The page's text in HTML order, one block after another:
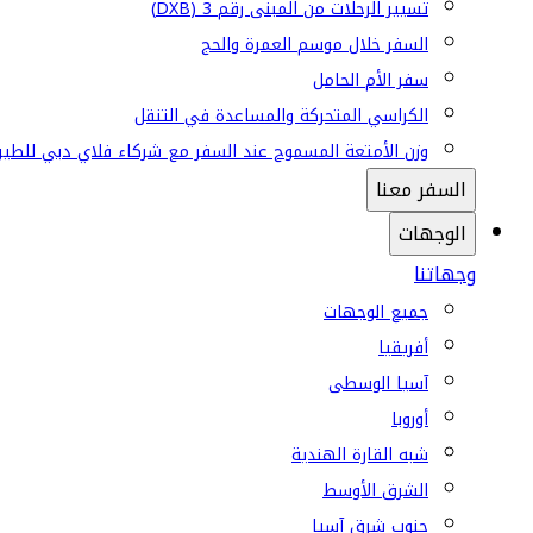
تسيير الرحلات من المبنى رقم 3 (DXB)
السفر خلال موسم العمرة والحج
سفر الأم الحامل
الكراسي المتحركة والمساعدة في التنقل
وزن الأمتعة المسموح عند السفر مع شركاء فلاي دبي
السفر معنا
الوجهات
وجهاتنا
جميع الوجهات
أفريقيا
آسيا الوسطى
أوروبا
شبه القارة الهندية
الشرق الأوسط
جنوب شرق آسيا